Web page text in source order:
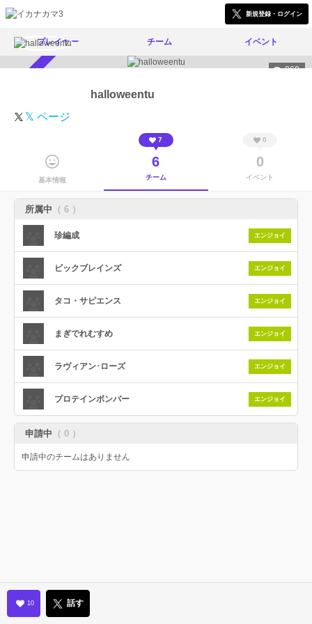
新規登録・ログイン
プレイヤー チーム イベント
860
halloweentu
𝕏 ページ
基本情報
7
6
チーム
0
0
イベント
所属中 （ 6 ）
珍編成 エンジョイ
ビックブレインズ エンジョイ
タコ・サピエンス エンジョイ
まぎでれむすめ エンジョイ
ラヴィアン･ローズ エンジョイ
プロテインボンバー エンジョイ
申請中 （ 0 ）
申請中のチームはありません
10 話す